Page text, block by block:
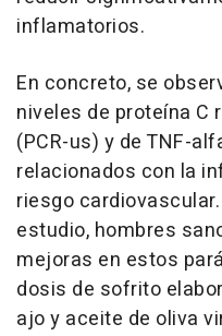
inflamatorios.
En concreto, se
niveles de proteína
(PCR-us) y de TNF-
relacionados con la
riesgo
estudio, hombres
mejoras en estos
dosis de sofrito
ajo y aceite de oliva